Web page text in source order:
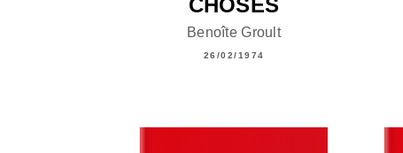
Benoîte Groult
26/02/1974